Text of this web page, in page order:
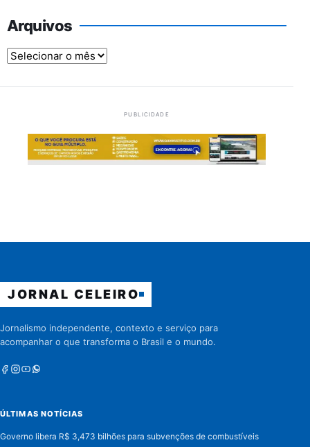
Arquivos
Arquivos
PUBLICIDADE
JORNAL CELEIRO
Jornalismo independente, contexto e serviço para
acompanhar o que transforma o Brasil e o mundo.
Facebook
Instagram
Youtube
Whatsapp
ÚLTIMAS NOTÍCIAS
Governo libera R$ 3,473 bilhões para subvenções de combustíveis